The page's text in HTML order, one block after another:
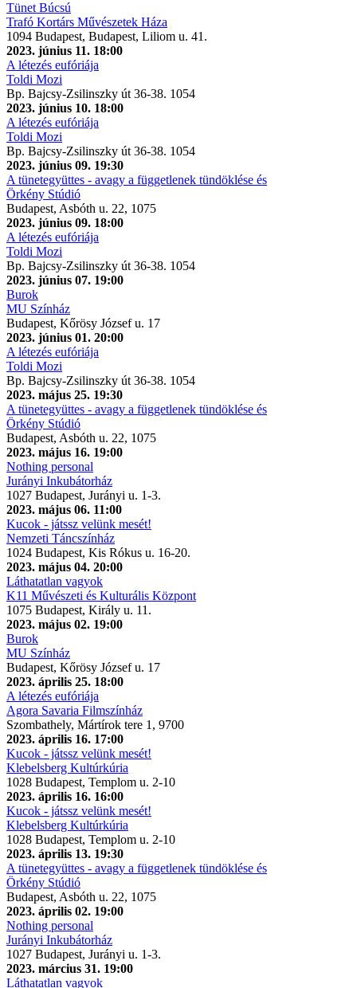
Tünet Búcsú
Trafó Kortárs Művészetek Háza
1094 Budapest, Budapest, Liliom u. 41.
2023. június 11. 18:00
A létezés eufóriája
Toldi Mozi
Bp. Bajcsy-Zsilinszky út 36-38. 1054
2023. június 10. 18:00
A létezés eufóriája
Toldi Mozi
Bp. Bajcsy-Zsilinszky út 36-38. 1054
2023. június 09. 19:30
A tünetegyüttes - avagy a függetlenek tündöklése és
Örkény Stúdió
Budapest, Asbóth u. 22, 1075
2023. június 09. 18:00
A létezés eufóriája
Toldi Mozi
Bp. Bajcsy-Zsilinszky út 36-38. 1054
2023. június 07. 19:00
Burok
MU Színház
Budapest, Kőrösy József u. 17
2023. június 01. 20:00
A létezés eufóriája
Toldi Mozi
Bp. Bajcsy-Zsilinszky út 36-38. 1054
2023. május 25. 19:30
A tünetegyüttes - avagy a függetlenek tündöklése és
Örkény Stúdió
Budapest, Asbóth u. 22, 1075
2023. május 16. 19:00
Nothing personal
Jurányi Inkubátorház
1027 Budapest, Jurányi u. 1-3.
2023. május 06. 11:00
Kucok - játssz velünk mesét!
Nemzeti Táncszínház
1024 Budapest, Kis Rókus u. 16-20.
2023. május 04. 20:00
Láthatatlan vagyok
K11 Művészeti és Kulturális Központ
1075 Budapest, Király u. 11.
2023. május 02. 19:00
Burok
MU Színház
Budapest, Kőrösy József u. 17
2023. április 25. 18:00
A létezés eufóriája
Agora Savaria Filmszínház
Szombathely, Mártírok tere 1, 9700
2023. április 16. 17:00
Kucok - játssz velünk mesét!
Klebelsberg Kultúrkúria
1028 Budapest, Templom u. 2-10
2023. április 16. 16:00
Kucok - játssz velünk mesét!
Klebelsberg Kultúrkúria
1028 Budapest, Templom u. 2-10
2023. április 13. 19:30
A tünetegyüttes - avagy a függetlenek tündöklése és
Örkény Stúdió
Budapest, Asbóth u. 22, 1075
2023. április 02. 19:00
Nothing personal
Jurányi Inkubátorház
1027 Budapest, Jurányi u. 1-3.
2023. március 31. 19:00
Láthatatlan vagyok